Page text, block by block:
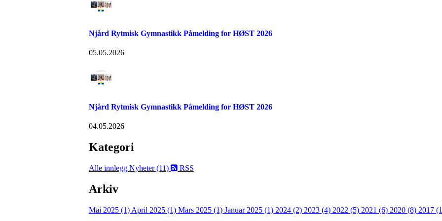
Njård Rytmisk Gymnastikk Påmelding for HØST 2026
05.05.2026
Njård Rytmisk Gymnastikk Påmelding for HØST 2026
04.05.2026
Kategori
Alle innlegg Nyheter (11) RSS
Arkiv
Mai 2025 (1) April 2025 (1) Mars 2025 (1) Januar 2025 (1) 2024 (2) 2023 (4) 2022 (5) 2021 (6) 2020 (8) 2017